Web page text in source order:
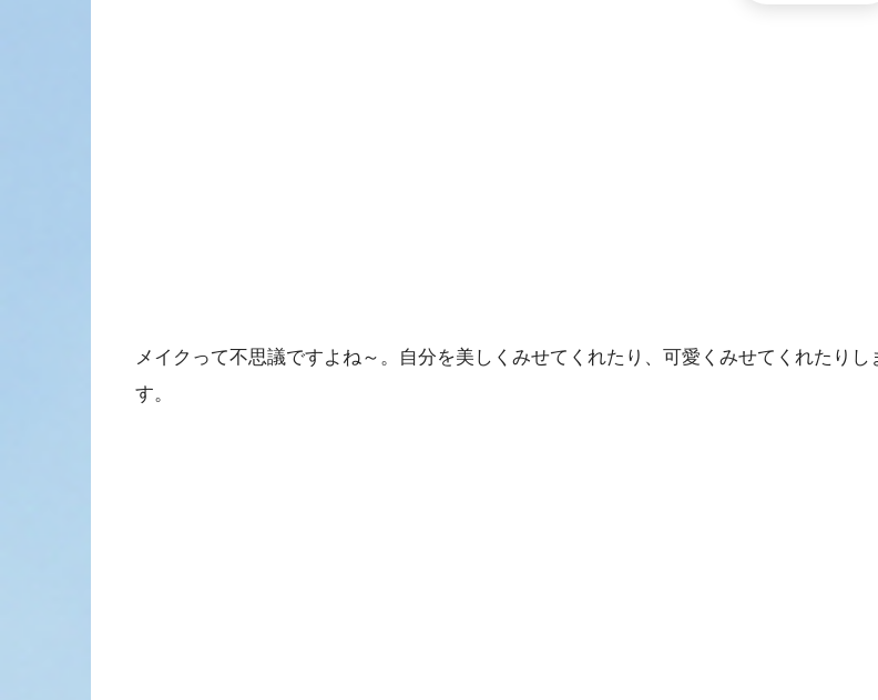
メイクって不思議ですよね～。自分を美しくみせてくれたり、可愛くみせてくれたりし
す。